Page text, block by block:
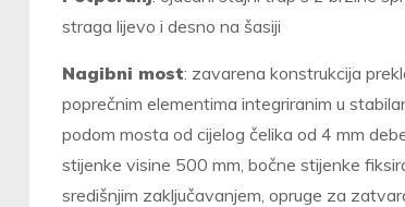
straga lijevo i desno na šasiji
Nagibni most: zavarena konstrukcija
poprečnim elementima integriranim u
podom mosta od cijelog čelika od 4 mm
stijenke visine 500 mm, bočne stijenke
središnjim zaključavanjem, opruge za